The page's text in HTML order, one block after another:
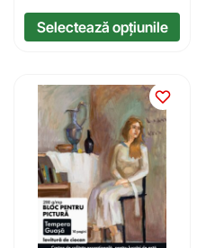
Selectează opțiunile